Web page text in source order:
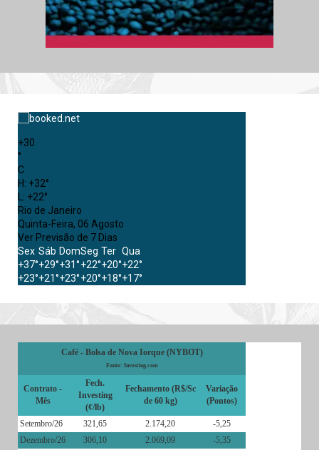
+30
°
C
H: +32°
L: +22°
Rio de Janeiro
Quinta-Feira, 06 Agosto
Ver Previsão de 7 Dias
Sex Sáb DomSeg Ter Qua
+37°+29°+31°+22°+20°+22°
+23°+21°+23°+20°+18°+17°
Café - Bolsa de Nova Iorque (NYBOT)
Fonte: Investing.com
Contrato -
Mês
Fech.
Investing
(¢/lb)
Fechamento (R$/Sc
de 60 kg)
Variação
(Pontos)
Setembro/26 321,65 2.174,20
-5,25
Dezembro/26
306,10 2.069,09
-5,35